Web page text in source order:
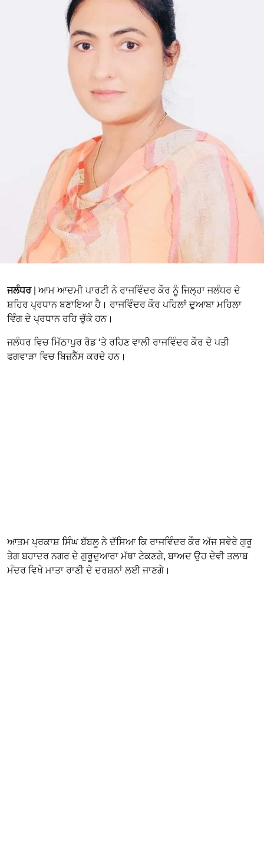
ਜਲੰਧਰ| ਆਮ ਆਦਮੀ ਪਾਰਟੀ ਨੇ ਰਾਜਵਿੰਦਰ ਕੌਰ ਨੂੰ ਜਿਲ੍ਹਾ ਜਲੰਧਰ ਦੇ
ਸ਼ਹਿਰ ਪ੍ਰਧਾਨ ਬਣਾਇਆ ਹੈ। ਰਾਜਵਿੰਦਰ ਕੌਰ ਪਹਿਲਾਂ ਦੁਆਬਾ ਮਹਿਲਾ
ਵਿੰਗ ਦੇ ਪ੍ਰਧਾਨ ਰਹਿ ਚੁੱਕੇ ਹਨ।
ਜਲੰਧਰ ਵਿਚ ਮਿੱਠਾਪੁਰ ਰੋਡ ‘ਤੇ ਰਹਿਣ ਵਾਲੀ ਰਾਜਵਿੰਦਰ ਕੌਰ ਦੇ ਪਤੀ
ਫਗਵਾੜਾ ਵਿਚ ਬਿਜ਼ਨੈੱਸ ਕਰਦੇ ਹਨ।
ਆਤਮ ਪ੍ਰਕਾਸ਼ ਸਿੰਘ ਬੱਬਲੂ ਨੇ ਦੱਸਿਆ ਕਿ ਰਾਜਵਿੰਦਰ ਕੌਰ ਅੱਜ ਸਵੇਰੇ ਗੁਰੂ
ਤੇਗ ਬਹਾਦਰ ਨਗਰ ਦੇ ਗੁਰੂਦੁਆਰਾ ਮੱਥਾ ਟੇਕਣਗੇ, ਬਾਅਦ ਉਹ ਦੇਵੀ ਤਲਾਬ
ਮੰਦਰ ਵਿਖੇ ਮਾਤਾ ਰਾਣੀ ਦੇ ਦਰਸ਼ਨਾਂ ਲਈ ਜਾਣਗੇ।